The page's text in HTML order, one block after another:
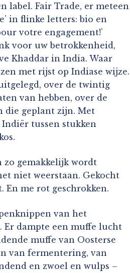
label. Fair Trade, er meteen
in flinke letters: bio en
votre engagement!’
voor uw betrokkenheid,
Khaddar in India. Waar
met rijst op Indiase wijze.
over de twintig
van hebben, over de
die geplant zijn. Met
tussen stukken
zo gemakkelijk wordt
niet weerstaan. Gekocht
En me rot geschrokken.
van het
Er dampte een muffe lucht
muffe van Oosterse
van fermentering, van
en zwoel en wulps –